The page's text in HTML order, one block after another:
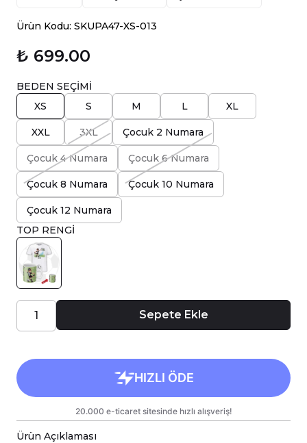
Ürün Kodu: SKUPA47-XS-013
₺ 699.00
BEDEN SEÇİMİ
XS
S M L XL
XXL 3XL Çocuk 2 Numara
Çocuk 4 Numara Çocuk 6 Numara
Çocuk 8 Numara Çocuk 10 Numara
Çocuk 12 Numara
TOP RENGİ
Sepete Ekle
Ürün Açıklaması